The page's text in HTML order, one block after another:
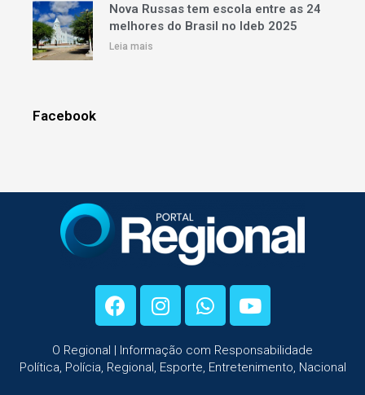
Nova Russas tem escola entre as 24
melhores do Brasil no Ideb 2025
Leia mais
Facebook
O Regional | Informação com Responsabilidade
Política, Polícia, Regional, Esporte, Entretenimento, Nacional